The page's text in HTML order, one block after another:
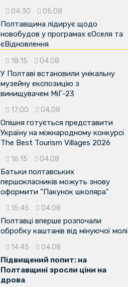
04:30 05.08
Полтавщина лідирує щодо
новобудов у програмах єОселя та
єВідновлення
18:15 04.08
У Полтаві встановили унікальну
музейну експозицію з
винищувачем МіГ-23
17:00 04.08
Опішня готується представити
Україну на міжнародному конкурсі
The Best Tourism Villages 2026
16:15 04.08
Батьки полтавських
першокласників можуть знову
оформити "Пакунок школяра"
15:45 04.08
Полтавці вперше розпочали
обробку каштанів від мінуючої молі
14:45 04.08
Підвищений попит: на
Полтавщині зросли ціни на
дрова